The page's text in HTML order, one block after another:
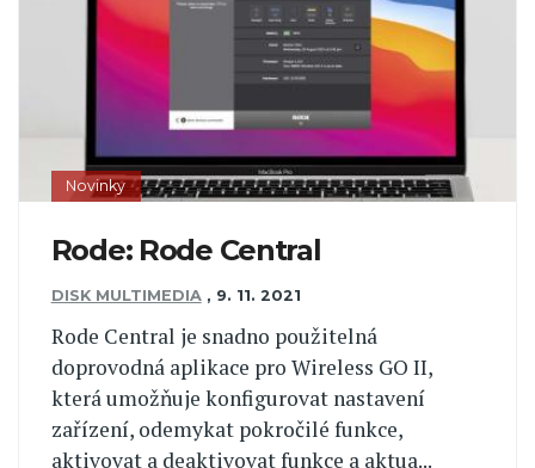
Novinky
Rode: Rode Central
DISK MULTIMEDIA , 9. 11. 2021
Rode Central je snadno použitelná
doprovodná aplikace pro Wireless GO II,
která umožňuje konfigurovat nastavení
zařízení, odemykat pokročilé funkce,
aktivovat a deaktivovat funkce a aktua...